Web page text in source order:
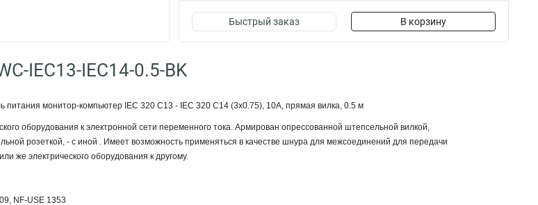
Быстрый заказ В корзину
IEC13-IEC14-0.5-BK
питания монитор-компьютер IEC 320 C13 - IEC 320 C14 (3x0.75), 10A, прямая вилка, 0.5 м
оборудования к электронной сети переменного тока. Армирован опрессованной штепсельной вилкой,
розеткой, - с иной . Имеет возможность применяться в качестве шнура для межсоединений для передачи
же электрического оборудования к другому.
NF-USE 1353